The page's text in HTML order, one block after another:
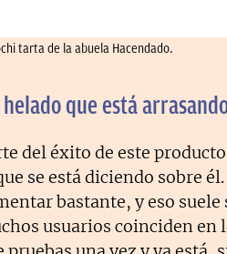
tarta de la abuela Hacendado.
que está
del éxito de este
se está diciendo sobre
bastante, y eso
usuarios coinciden en